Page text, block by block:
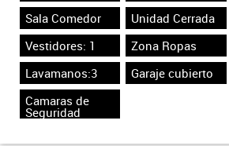
Sala Comedor
Unidad Cerrada
Vestidores: 1
Zona Ropas
Lavamanos:3
Garaje cubierto
Camaras de
Seguridad